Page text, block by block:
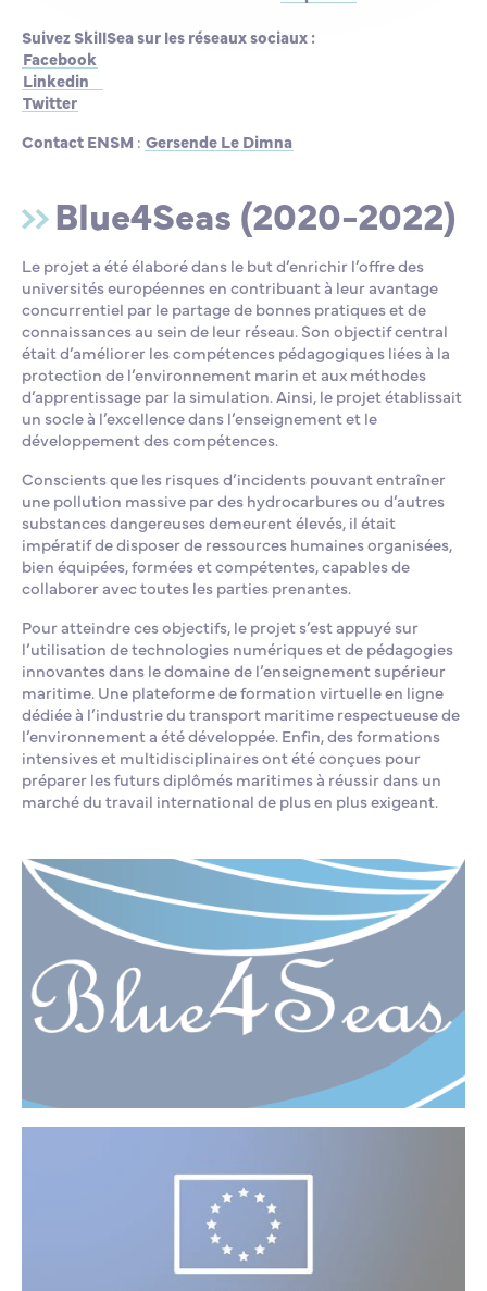
Suivez SkillSea sur les réseaux sociaux :
Facebook
Linkedin
Twitter
Contact ENSM : Gersende Le Dimna
Blue4Seas (2020-2022)
Le projet a été élaboré dans le but d’enrichir l’offre des
universités européennes en contribuant à leur avantage
concurrentiel par le partage de bonnes pratiques et de
connaissances au sein de leur réseau. Son objectif central
était d’améliorer les compétences pédagogiques liées à la
protection de l’environnement marin et aux méthodes
d’apprentissage par la simulation. Ainsi, le projet établissait
un socle à l’excellence dans l’enseignement et le
développement des compétences.
Conscients que les risques d’incidents pouvant entraîner
une pollution massive par des hydrocarbures ou d’autres
substances dangereuses demeurent élevés, il était
impératif de disposer de ressources humaines organisées,
bien équipées, formées et compétentes, capables de
collaborer avec toutes les parties prenantes.
Pour atteindre ces objectifs, le projet s’est appuyé sur
l’utilisation de technologies numériques et de pédagogies
innovantes dans le domaine de l’enseignement supérieur
maritime. Une plateforme de formation virtuelle en ligne
dédiée à l’industrie du transport maritime respectueuse de
l’environnement a été développée. Enfin, des formations
intensives et multidisciplinaires ont été conçues pour
préparer les futurs diplômés maritimes à réussir dans un
marché du travail international de plus en plus exigeant.